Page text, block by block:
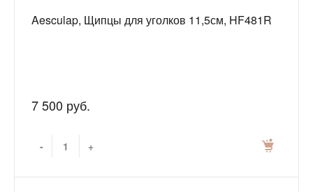
Aesculap, Щипцы для уголков 11,5см, HF481R
7 500 руб.
- +